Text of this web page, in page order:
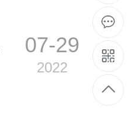
07-29
2022